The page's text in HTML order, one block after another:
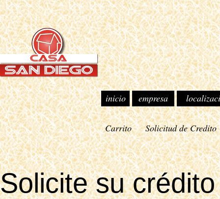
inicio empresa
Carrito Solicitud de Credito
Solicite su